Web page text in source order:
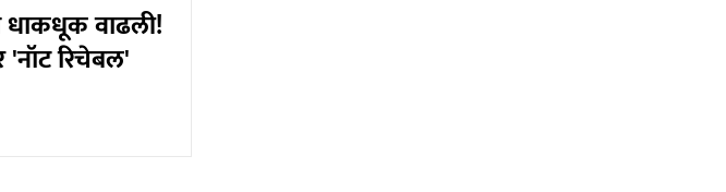
धाकधूक वाढली!
'नॉट रिचेबल'